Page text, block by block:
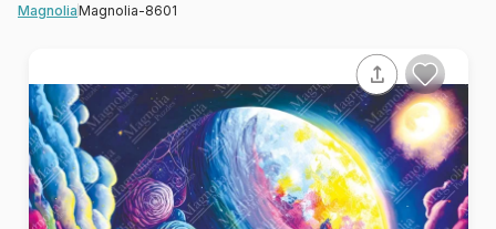
MagnoliaMagnolia-8601